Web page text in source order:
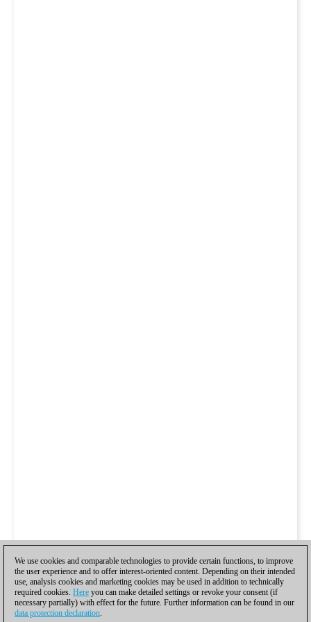
We use cookies and comparable technologies to provide certain functions, to improve
the user experience and to offer interest-oriented content. Depending on their intended
use, analysis cookies and marketing cookies may be used in addition to technically
required cookies. Here you can make detailed settings or revoke your consent (if
necessary partially) with effect for the future. Further information can be found in our
data protection declaration.